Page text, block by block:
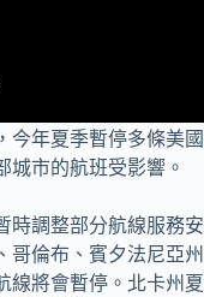
今年夏季暫停多條美國
城市的航班受影響。
時調整部分航線服務安
哥倫布、賓夕法尼亞州
線將會暫停。北卡州夏